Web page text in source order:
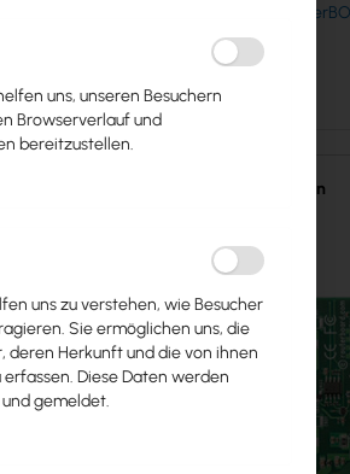
Home IoT
Mikrotik
MMCX
Einzelheiten
uns, unseren Besuchern
Browserverlauf und
bereitzustellen.
uns zu verstehen, wie Besucher
Sie ermöglichen uns, die
deren Herkunft und die von ihnen
Diese Daten werden
gemeldet.